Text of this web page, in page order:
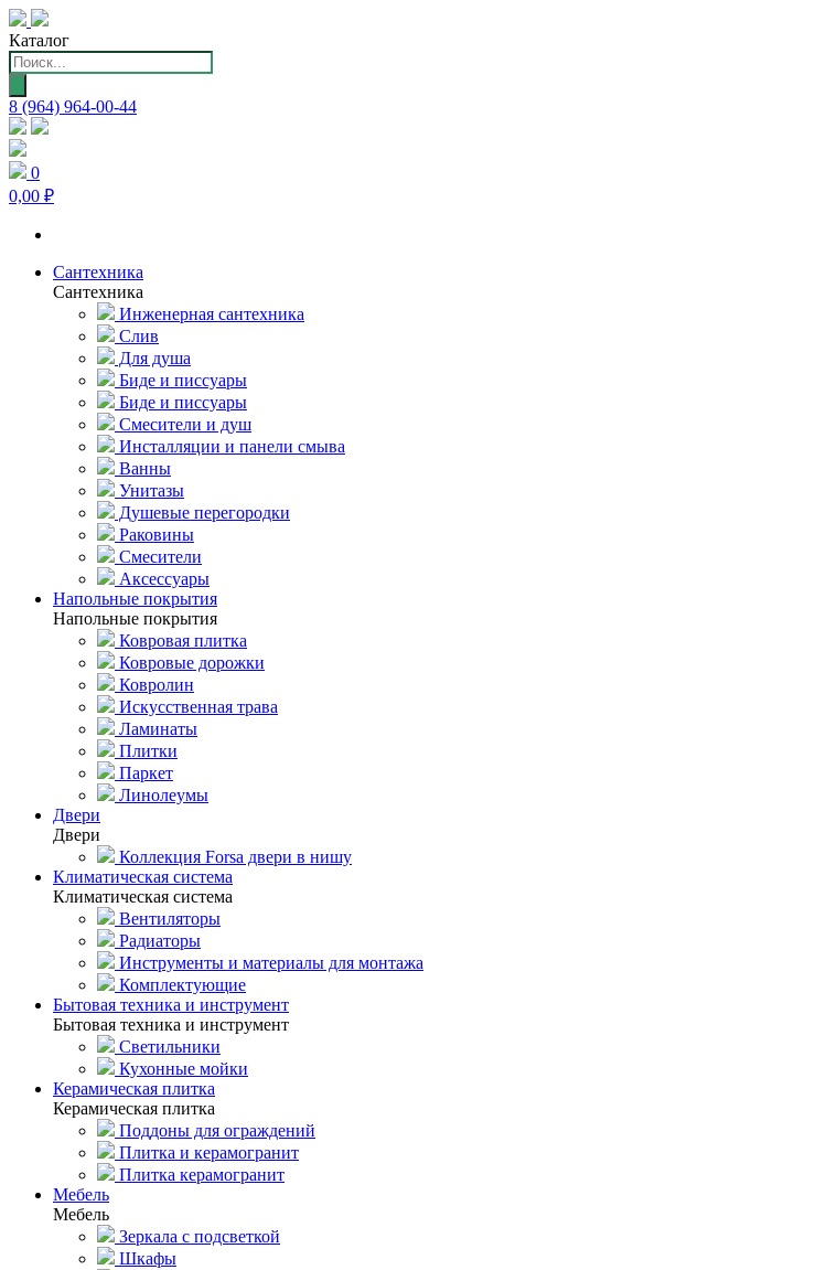
Каталог
Поиск
товаров
8 (964) 964-00-44
0
0,00 ₽
Сантехника
Сантехника
Инженерная сантехника
Слив
Для душа
Биде и писсуары
Биде и писсуары
Смесители и душ
Инсталляции и панели смыва
Ванны
Унитазы
Душевые перегородки
Раковины
Смесители
Аксессуары
Напольные покрытия
Напольные покрытия
Ковровая плитка
Ковровые дорожки
Ковролин
Искусственная трава
Ламинаты
Плитки
Паркет
Линолеумы
Двери
Двери
Коллекция Forsa двери в нишу
Климатическая система
Климатическая система
Вентиляторы
Радиаторы
Инструменты и материалы для монтажа
Комплектующие
Бытовая техника и инструмент
Бытовая техника и инструмент
Светильники
Кухонные мойки
Керамическая плитка
Керамическая плитка
Поддоны для ограждений
Плитка и керамогранит
Плитка керамогранит
Мебель
Мебель
Зеркала с подсветкой
Шкафы